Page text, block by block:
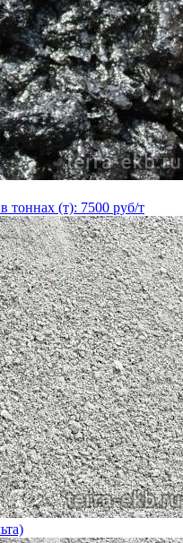
тоннах (т): 7500 руб/т